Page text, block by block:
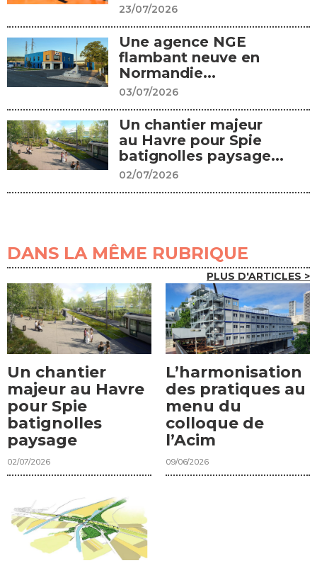
23/07/2026
Une agence NGE
flambant neuve en
Normandie...
03/07/2026
Un chantier majeur
au Havre pour Spie
batignolles paysage...
02/07/2026
DANS LA MÊME RUBRIQUE
PLUS D'ARTICLES >
Un chantier
majeur au Havre
pour Spie
batignolles
paysage
02/07/2026
L’harmonisation
des pratiques au
menu du
colloque de
l’Acim
09/06/2026